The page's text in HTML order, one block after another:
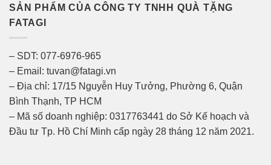
SẢN PHẨM CỦA CÔNG TY TNHH QUÀ TẶNG
FATAGI
– SDT: 077-6976-965
– Email: tuvan@fatagi.vn
– Địa chỉ: 17/15 Nguyễn Huy Tưởng, Phường 6, Quận
Bình Thạnh, TP HCM
– Mã số doanh nghiệp: 0317763441 do Sở Kế hoạch và
Đầu tư Tp. Hồ Chí Minh cấp ngày 28 tháng 12 năm 2021.